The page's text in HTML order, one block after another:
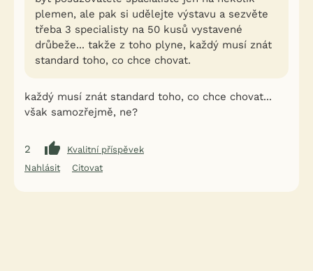
plemen, ale pak si udělejte výstavu a sezvěte
třeba 3 specialisty na 50 kusů vystavené
drůbeže... takže z toho plyne, každý musí znát
standard toho, co chce chovat.
každý musí znát standard toho, co chce chovat...
však samozřejmě, ne?
2
Kvalitní příspěvek
Nahlásit
Citovat